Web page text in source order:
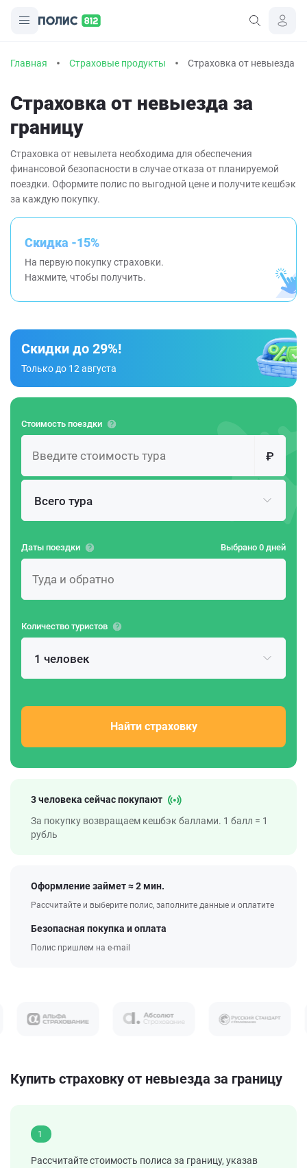
Главная Страховые продукты Страховка от невыезда
Страховка от невыезда за
границу
Страховка от невылета необходима для обеспечения
финансовой безопасности в случае отказа от планируемой
поездки. Оформите полис по выгодной цене и получите кешбэк
за каждую покупку.
Скидка -15%
На первую покупку страховки.
Нажмите, чтобы получить.
Скидки до 29%!
Только до 12 августа
Стоимость поездки
₽
Всего тура
Даты поездки Выбрано 0 дней
Количество туристов
1 человек
Найти страховку
3 человека сейчас покупают
За покупку возвращаем кешбэк баллами. 1 балл = 1
рубль
Оформление займет ≈ 2 мин.
Рассчитайте и выберите полис, заполните данные и оплатите
Безопасная покупка и оплата
Полис пришлем на e-mail
Купить страховку от невыезда за границу
1
Рассчитайте стоимость полиса за границу, указав